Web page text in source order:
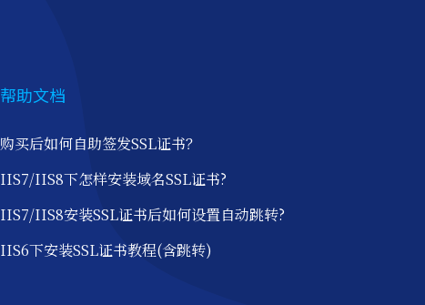
帮助文档
购买后如何自助签发SSL证书？
IIS7/IIS8下怎样安装域名SSL证书?
IIS7/IIS8安装SSL证书后如何设置自动跳转?
IIS6下安装SSL证书教程(含跳转)